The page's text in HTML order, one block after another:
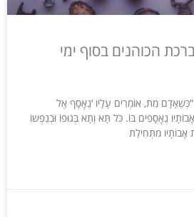
הכוהנים בסוף ימי
תשפ”ה “כְּשֶאָדָם מֵת, אוֹמְרִים עָלָיו ‘נֶאְֶסָף אֶל
נֶאְֶסָפִים בּוֹ. כֹּל תָּא וְתָא בְּגוּפוֹ וּבְנַפְשוֹ
מִתְּחִילַת